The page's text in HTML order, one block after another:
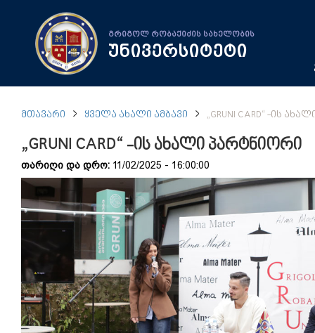
გრიგოლ რობაქიძის სახელობის
უნივერსიტეტი
ᲛᲗᲐᲕᲐᲠᲘ ᲧᲕᲔᲚᲐ ᲐᲮᲐᲚᲘ ᲐᲛᲑᲐᲕᲘ „GRUNI CARD“ -ᲘᲡ
„GRUNI CARD“ -ის ახალი პარტნიორი
თარიღი და დრო: 11/02/2025 - 16:00:00